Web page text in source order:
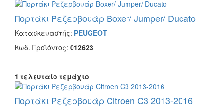
Πορτάκι Ρεζερβουάρ Boxer/ Jumper/ Ducato
Κατασκευαστής: PEUGEOT
Κωδ. Προϊόντος: 012623
1 τελευταίο τεμάχιο
Πορτάκι Ρεζερβουάρ Citroen C3 2013-2016